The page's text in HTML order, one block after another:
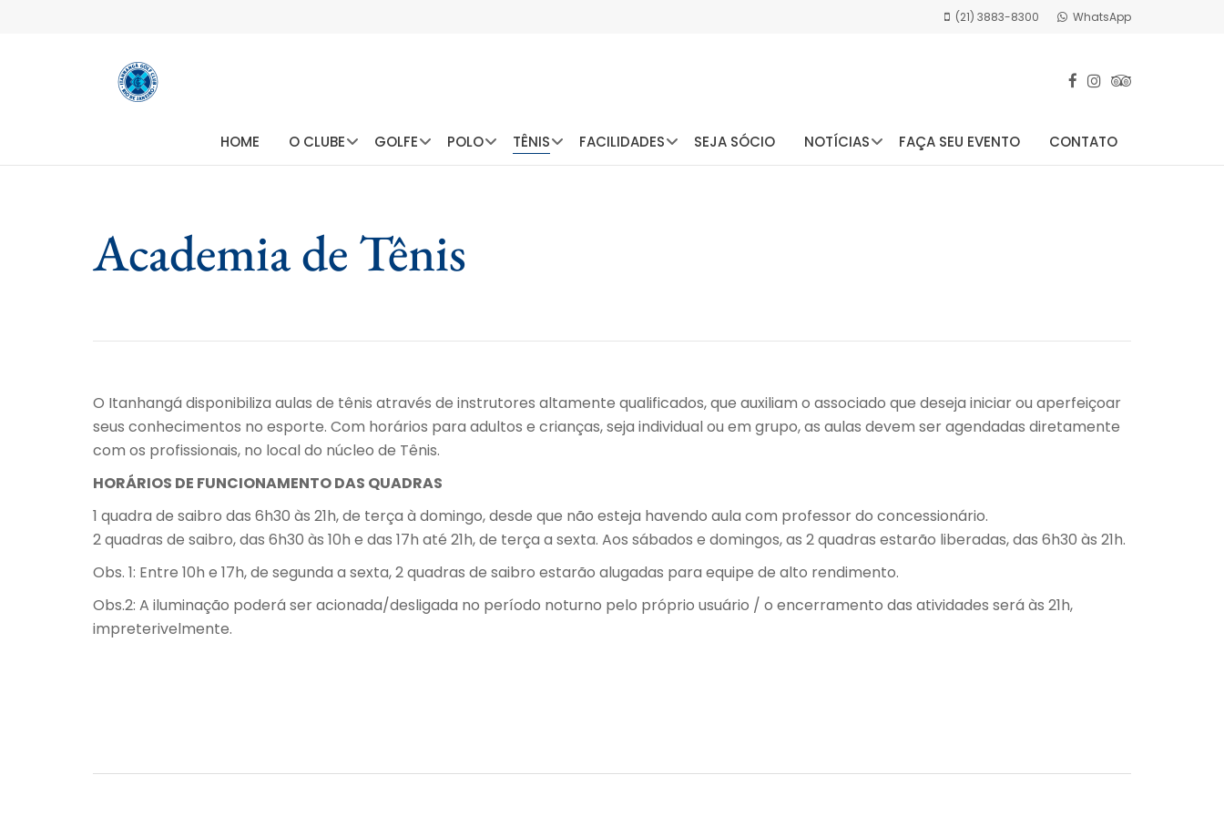
(21) 3883-8300 WhatsApp
HOME O CLUBE GOLFE POLO TÊNIS FACILIDADES SEJA SÓCIO NOTÍCIAS FAÇA SEU EVENTO CONTATO
Academia de Tênis
O Itanhangá disponibiliza aulas de tênis através de instrutores altamente qualificados, que auxiliam o associado que deseja iniciar ou aperfeiçoar
seus conhecimentos no esporte. Com horários para adultos e crianças, seja individual ou em grupo, as aulas devem ser agendadas diretamente
com os profissionais, no local do núcleo de Tênis.
HORÁRIOS DE FUNCIONAMENTO DAS QUADRAS
1 quadra de saibro das 6h30 às 21h, de terça à domingo, desde que não esteja havendo aula com professor do concessionário.
2 quadras de saibro, das 6h30 às 10h e das 17h até 21h, de terça a sexta. Aos sábados e domingos, as 2 quadras estarão liberadas, das 6h30 às 21h.
Obs. 1: Entre 10h e 17h, de segunda a sexta, 2 quadras de saibro estarão alugadas para equipe de alto rendimento.
Obs.2: A iluminação poderá ser acionada/desligada no período noturno pelo próprio usuário / o encerramento das atividades será às 21h,
impreterivelmente.